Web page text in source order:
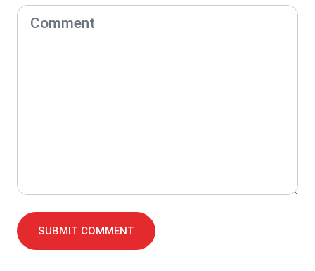
SUBMIT COMMENT